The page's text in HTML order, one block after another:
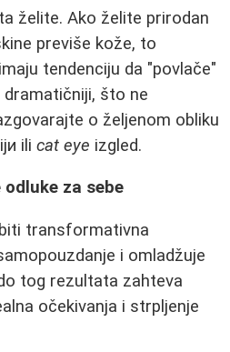
želite. Ako želite prirodan
previše kože, to
tendenciju da "povlače"
što ne
o željenom obliku
ili cat eye izgled.
za sebe
transformativna
i omladžuje
tog rezultata zahteva
očekivanja i strpljenje